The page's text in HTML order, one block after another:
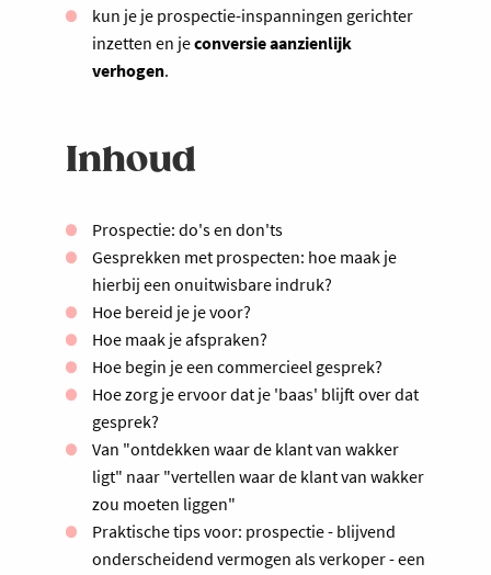
kun je je prospectie-inspanningen gerichter
inzetten en jeconversie aanzienlijk
verhogen.
Inhoud
Prospectie: do's en don'ts
Gesprekken met prospecten: hoe maak je
hierbij een onuitwisbare indruk?
Hoe bereid je je voor?
Hoe maak je afspraken?
Hoe begin je een commercieel gesprek?
Hoe zorg je ervoor dat je 'baas' blijft over dat
gesprek?
Van "ontdekken waar de klant van wakker
ligt" naar "vertellen waar de klant van wakker
zou moeten liggen"
Praktische tips voor: prospectie - blijvend
onderscheidend vermogen als verkoper - een